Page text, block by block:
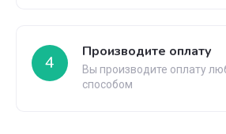
4
Производите оплату
Вы производите оплату
способом